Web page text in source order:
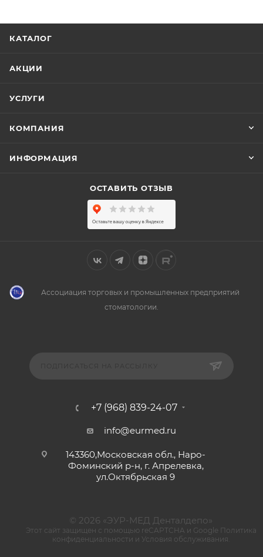
КАТАЛОГ
АКЦИИ
УСЛУГИ
КОМПАНИЯ
ИНФОРМАЦИЯ
ОСТАВИТЬ ОТЗЫВ
Ассоциация торговых и промышленных предприятий
стоматологии.
+7 (968) 839-24-07
info@eurmed.ru
143360,Московская обл., Наро-
Фоминский р-н, г. Апрелевка,
ул.Октябрьская 9
© 2026 «ЭУР-МЕД Денталдепо»
Этот сайт защищен с помощью reCAPTCHA и Google Политика
конфиденциальности и Условия обслуживания